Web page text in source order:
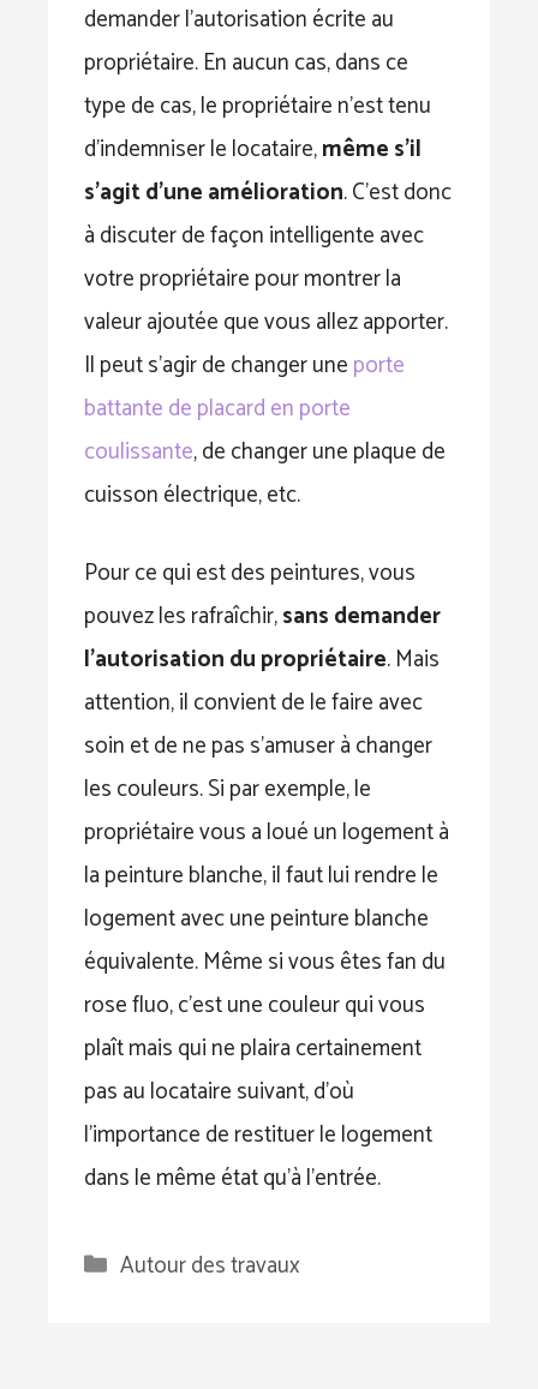
demander l’autorisation écrite au
propriétaire. En aucun cas, dans ce
type de cas, le propriétaire n’est tenu
d’indemniser le locataire,même s’il
s’agit d’une amélioration. C’est donc
à discuter de façon intelligente avec
votre propriétaire pour montrer la
valeur ajoutée que vous allez apporter.
Il peut s’agir de changer uneporte
battante de placard en porte
coulissante, de changer une plaque de
cuisson électrique, etc.
Pour ce qui est des peintures, vous
pouvez les rafraîchir,sans demander
l’autorisation du propriétaire. Mais
attention, il convient de le faire avec
soin et de ne pas s’amuser à changer
les couleurs. Si par exemple, le
propriétaire vous a loué un logement à
la peinture blanche, il faut lui rendre le
logement avec une peinture blanche
équivalente. Même si vous êtes fan du
rose fluo, c’est une couleur qui vous
plaît mais qui ne plaira certainement
pas au locataire suivant, d’où
l’importance de restituer le logement
dans le même état qu’à l’entrée.
Catégories
Autour des travaux